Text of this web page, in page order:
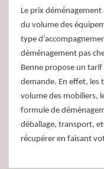
Le prix déménagement
du volume des
type
déménagement pas
Benne propose un
demande. En effet, les
volume des mobiliers,
formule de
déballage, transport,
récupérer en faisant